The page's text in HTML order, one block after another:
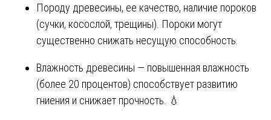
Породу древесины, ее качество, наличие пороков
(сучки, косослой, трещины). Пороки могут
существенно снижать несущую способность.
Влажность древесины — повышенная влажность
(более 20 процентов) способствует развитию
гниения и снижает прочность. 💧